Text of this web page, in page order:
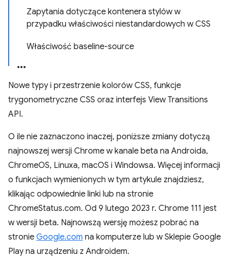
Zapytania dotyczące kontenera stylów w
przypadku właściwości niestandardowych w CSS
Właściwość baseline-source
Nowe typy i przestrzenie kolorów CSS, funkcje
trygonometryczne CSS oraz interfejs View Transitions
API.
O ile nie zaznaczono inaczej, poniższe zmiany dotyczą
najnowszej wersji Chrome w kanale beta na Androida,
ChromeOS, Linuxa, macOS i Windowsa. Więcej informacji
o funkcjach wymienionych w tym artykule znajdziesz,
klikając odpowiednie linki lub na stronie
ChromeStatus.com. Od 9 lutego 2023 r. Chrome 111 jest
w wersji beta. Najnowszą wersję możesz pobrać na
stronie Google.com na komputerze lub w Sklepie Google
Play na urządzeniu z Androidem.